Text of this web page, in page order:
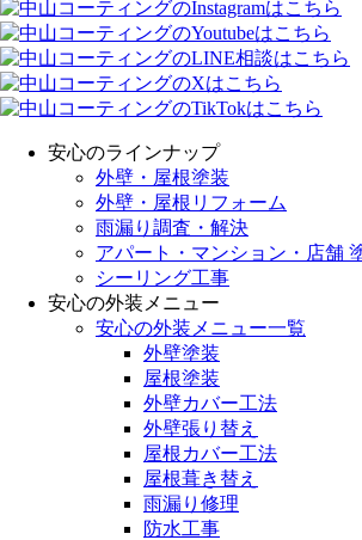
安心のラインナップ
外壁・屋根塗装
外壁・屋根リフォーム
雨漏り調査・解決
アパート・マンション・店舗
シーリング工事
安心の外装メニュー
安心の外装メニュー一覧
外壁塗装
屋根塗装
外壁カバー工法
外壁張り替え
屋根カバー工法
屋根葺き替え
雨漏り修理
防水工事